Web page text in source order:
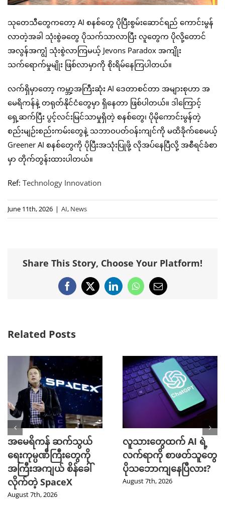
သုတေသီတွေကတော့ AI စနစ်တွေ ပိုပြီးစွမ်းဆောင်ရည် ကောင်းမွန်
လာတဲ့အခါ သုံးစွဲခတွေ ပိုသက်သာလာပြီး လူတွေက ပိုလို့တောင်
အလွန်အကျွံ သုံးစွဲလာကြမယ့် Jevons Paradox အကျိုး
သက်ရောက်မှုမျိုး ဖြစ်လာမှာကို စိုးရိမ်နေကြပါတယ်။
လက်ရှိမှာတော့ ကမ္ဘာ့အကြီးဆုံး AI ဒေတာစင်တာ အများစုဟာ အ
မေရိကန်နဲ့ တရုတ်နိုင်ငံတွေမှာ ရှိနေတာ ဖြစ်ပါတယ်။ ဒါကြောင့်
ရှေ့ဆက်ပြီး ပွင့်လင်းမြင်သာမှုရှိတဲ့ စနစ်တွေ၊ ပိုမိုကောင်းမွန်တဲ့
စည်းမျဉ်းစည်းကမ်းတွေနဲ့ သဘာဝပတ်ဝန်းကျင်ကို မထိခိုက်စေမယ့်
Greener AI စနစ်တွေကို ပိုပြီးအသုံးပြုဖို့ လိုအပ်နေပြီလို့ အစီရင်ခံစာ
မှာ တိုက်တွန်းထားပါတယ်။
Ref: Technology Innovation
June 11th, 2026 | AI, News
Share This Story, Choose Your Platform!
Facebook
X LinkedInWhatsApp
Email
Related Posts
အမေရိကန် ဆက်သွယ်
ရေးကုမ္ပဏီကြီးတွေကို
အကြီးအကျယ် စိန်ခေါ်
လိုက်တဲ့ SpaceX
August 7th, 2026
လူသားတွေထက် AI ရဲ့
လက်ရာကို စာဖတ်သူတွေ
ပိုသဘောကျနေပြီလား?
August 7th, 2026